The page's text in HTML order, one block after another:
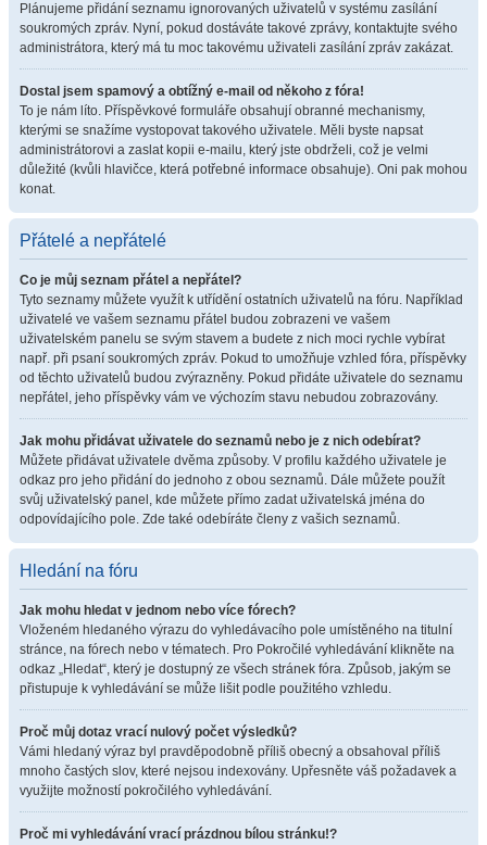
Plánujeme přidání seznamu ignorovaných uživatelů v systému zasílání
soukromých zpráv. Nyní, pokud dostáváte takové zprávy, kontaktujte svého
administrátora, který má tu moc takovému uživateli zasílání zpráv zakázat.
Dostal jsem spamový a obtížný e-mail od někoho z fóra!
To je nám líto. Příspěvkové formuláře obsahují obranné mechanismy,
kterými se snažíme vystopovat takového uživatele. Měli byste napsat
administrátorovi a zaslat kopii e-mailu, který jste obdrželi, což je velmi
důležité (kvůli hlavičce, která potřebné informace obsahuje). Oni pak mohou
konat.
Přátelé a nepřátelé
Co je můj seznam přátel a nepřátel?
Tyto seznamy můžete využít k utřídění ostatních uživatelů na fóru. Například
uživatelé ve vašem seznamu přátel budou zobrazeni ve vašem
uživatelském panelu se svým stavem a budete z nich moci rychle vybírat
např. při psaní soukromých zpráv. Pokud to umožňuje vzhled fóra, příspěvky
od těchto uživatelů budou zvýrazněny. Pokud přidáte uživatele do seznamu
nepřátel, jeho příspěvky vám ve výchozím stavu nebudou zobrazovány.
Jak mohu přidávat uživatele do seznamů nebo je z nich odebírat?
Můžete přidávat uživatele dvěma způsoby. V profilu každého uživatele je
odkaz pro jeho přidání do jednoho z obou seznamů. Dále můžete použít
svůj uživatelský panel, kde můžete přímo zadat uživatelská jména do
odpovídajícího pole. Zde také odebíráte členy z vašich seznamů.
Hledání na fóru
Jak mohu hledat v jednom nebo více fórech?
Vloženém hledaného výrazu do vyhledávacího pole umístěného na titulní
stránce, na fórech nebo v tématech. Pro Pokročilé vyhledávání klikněte na
odkaz „Hledat“, který je dostupný ze všech stránek fóra. Způsob, jakým se
přistupuje k vyhledávání se může lišit podle použitého vzhledu.
Proč můj dotaz vrací nulový počet výsledků?
Vámi hledaný výraz byl pravděpodobně příliš obecný a obsahoval příliš
mnoho častých slov, které nejsou indexovány. Upřesněte váš požadavek a
využijte možností pokročilého vyhledávání.
Proč mi vyhledávání vrací prázdnou bílou stránku!?